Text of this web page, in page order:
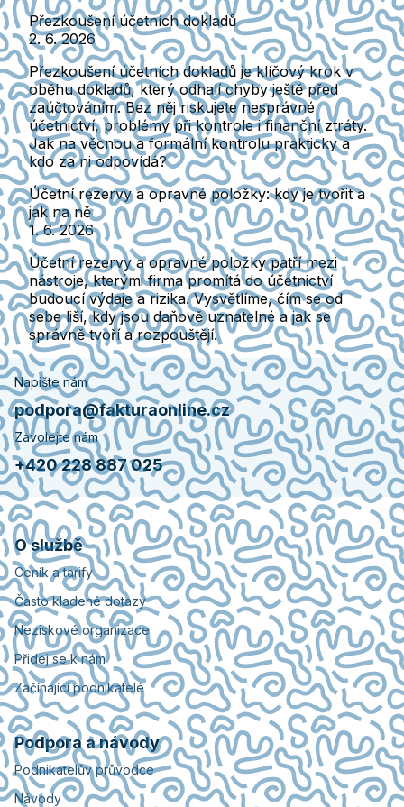
Přezkoušení účetních dokladů
2. 6. 2026
Přezkoušení účetních dokladů je klíčový krok v
oběhu dokladů, který odhalí chyby ještě před
zaúčtováním. Bez něj riskujete nesprávné
účetnictví, problémy při kontrole i finanční ztráty.
Jak na věcnou a formální kontrolu prakticky a
kdo za ni odpovídá?
Účetní rezervy a opravné položky: kdy je tvořit a
jak na ně
1. 6. 2026
Účetní rezervy a opravné položky patří mezi
nástroje, kterými firma promítá do účetnictví
budoucí výdaje a rizika. Vysvětlíme, čím se od
sebe liší, kdy jsou daňově uznatelné a jak se
správně tvoří a rozpouštějí.
Napište nám
podpora@fakturaonline.cz
Zavolejte nám
+420 228 887 025
O službě
Ceník a tarify
Často kladené dotazy
Neziskové organizace
Přidej se k nám
Začínající podnikatelé
Podpora a návody
Podnikatelův průvodce
Návody